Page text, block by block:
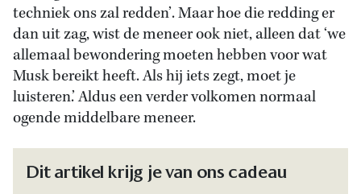
techniek ons zal redden’. Maar hoe die redding er
dan uit zag, wist de meneer ook niet, alleen dat ‘we
allemaal bewondering moeten hebben voor wat
Musk bereikt heeft. Als hij iets zegt, moet je
luisteren.’ Aldus een verder volkomen normaal
ogende middelbare meneer.
Dit artikel krijg je van ons cadeau